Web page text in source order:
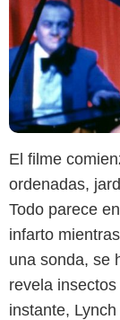
El filme
ordenadas,
Todo parece
infarto
una sonda, se
revela
instante,